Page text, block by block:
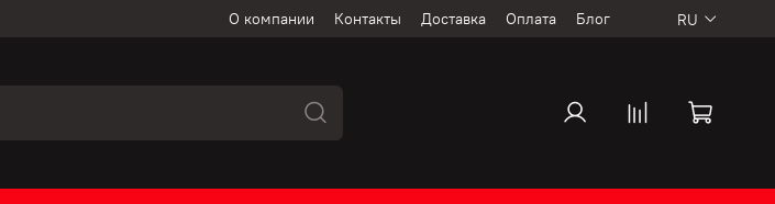
О компании Контакты Доставка Оплата Блог RU